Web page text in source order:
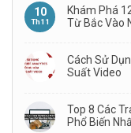
10
Th11
Khám Phá
Từ Bắc Vào
Cách Sử
Suất Video
Top 8 Các
Phổ Biến